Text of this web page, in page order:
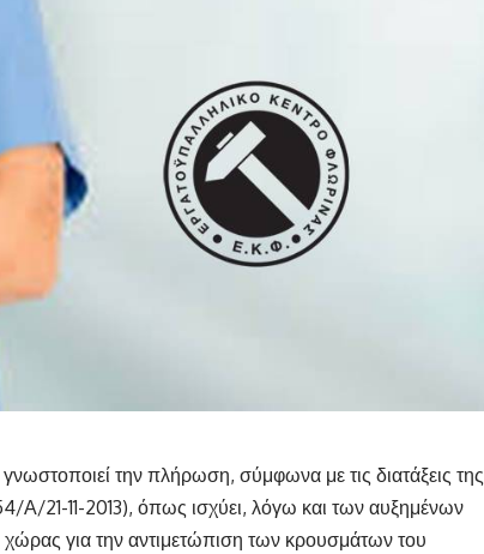
την πλήρωση, σύμφωνα με τις διατάξεις της
21-11-2013), όπως ισχύει, λόγω και των αυξημένων
για την αντιμετώπιση των κρουσμάτων του